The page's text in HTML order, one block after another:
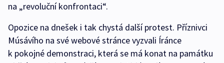
na „revoluční konfrontaci“.
Opozice na dnešek i tak chystá další protest. Příznivci
Músávího na své webové stránce vyzvali Íránce
k pokojné demonstraci, která se má konat na památku